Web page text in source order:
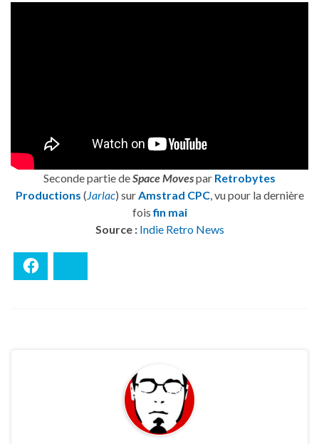
Seconde partie deSpace Movespar Retrobytes
Productions (Jarlac) surAmstrad CPC, vu pour la dernière
foisfin mai
Source : Indie Retro News